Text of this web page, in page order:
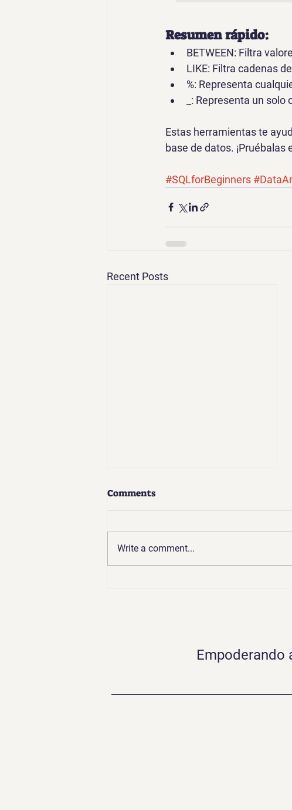
Resumen rápido:
BETWEEN: Filtra
LIKE: Filtra cadenas
%: Representa
: Representa un solo
Estas herramientas te
base de datos. ¡Pruébalas
#SQLforBeginners
Recent Posts
Comments
Write a comment...
Empoderando